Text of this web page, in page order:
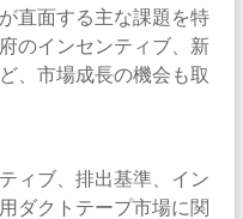
直面する主な課題を特
のインセンティブ、新
、市場成長の機会も取
ィブ、排出基準、イン
ダクトテープ市場に関